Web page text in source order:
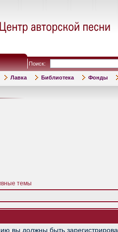
Поиск:
Лавка Библиотека Фонды
темы
вы должны быть